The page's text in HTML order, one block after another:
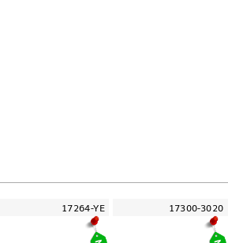
17264-YE 17300-3020